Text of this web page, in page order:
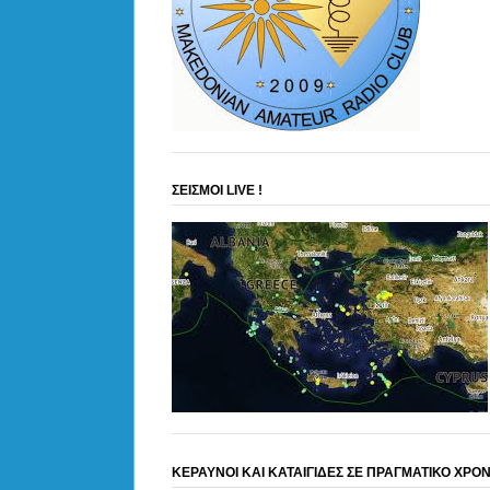
ΣΕΙΣΜΟΙ LIVE !
ΚΕΡΑΥΝΟΙ ΚΑΙ ΚΑΤΑΙΓΙΔΕΣ ΣΕ ΠΡΑΓΜΑΤΙΚΟ